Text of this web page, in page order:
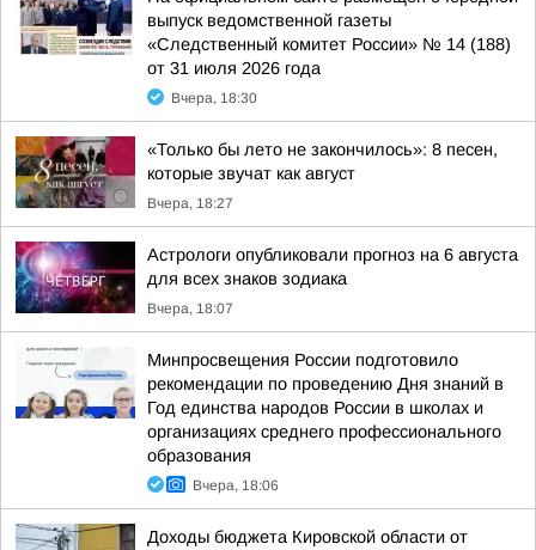
выпуск ведомственной газеты
«Следственный комитет России» № 14 (188)
от 31 июля 2026 года
Вчера, 18:30
«Только бы лето не закончилось»: 8 песен,
которые звучат как август
Вчера, 18:27
Астрологи опубликовали прогноз на 6 августа
для всех знаков зодиака
Вчера, 18:07
Минпросвещения России подготовило
рекомендации по проведению Дня знаний в
Год единства народов России в школах и
организациях среднего профессионального
образования
Вчера, 18:06
Доходы бюджета Кировской области от